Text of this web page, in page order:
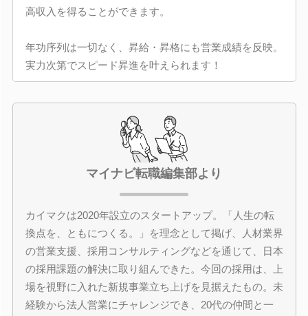
高収入を得ることができます。
年功序列は一切なく、昇給・昇格にも営業成績を反映。
実力次第でスピード昇進を叶えられます！
マイナビ転職編集部より
カイマクは2020年設立のスタートアップ。「人生の転
換点を、ともにつくる。」を理念として掲げ、人材業界
の営業支援、採用コンサルティングなどを通じて、日本
の採用課題の解決に取り組んできた。今回の採用は、上
場を視野に入れた新規事業立ち上げを見据えたもの。未
経験から法人営業にチャレンジでき、20代の仲間と一